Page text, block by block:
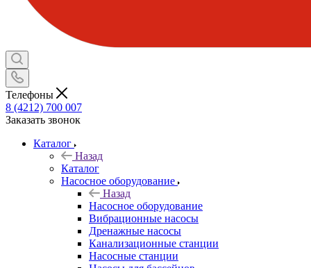
Телефоны
8 (4212) 700 007
Заказать звонок
Каталог
Назад
Каталог
Насосное оборудование
Назад
Насосное оборудование
Вибрационные насосы
Дренажные насосы
Канализационные станции
Насосные станции